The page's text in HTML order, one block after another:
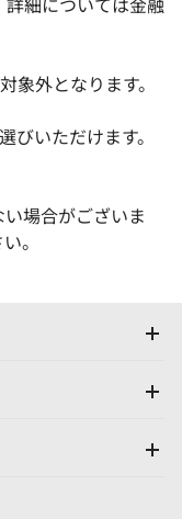
象外となります。
びいただけます。
場合がございま
。